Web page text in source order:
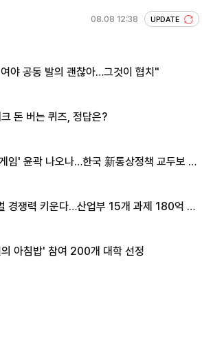
08.08 12:38 UPDATE
야 공동 발의 괜찮아…그것이 협치"
돈 버는 퀴즈, 정답은?
임' 윤곽 나오나…한국 新통상정책 교두보 활
경쟁력 키운다…산업부 15개 과제 180억 지
아침밥' 참여 200개 대학 선정